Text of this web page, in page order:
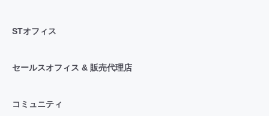
STオフィス
セールスオフィス & 販売代理店
コミュニティ